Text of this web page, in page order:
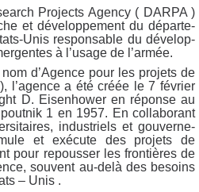
Pro­jects Agen­cy ( DARPA )
et déve­lop­pe­ment du dépar­te­
Unis res­pon­sable du déve­lop­
à l’u­sage de l’armée.
d’A­gence pour les pro­jets de
l’a­gence a été créée le 7 février
D. Eisen­ho­wer en réponse au
1 en 1957. En col­la­bo­rant
indus­triels et gou­ver­ne­
et exé­cute des pro­jets de
pour repous­ser les fron­tières de
sou­vent au-delà des besoins
– Unis .